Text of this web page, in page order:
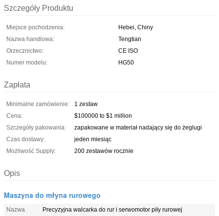
Szczegóły Produktu
Miejsce pochodzenia:
Hebei, Chiny
Nazwa handlowa:
Tengtian
Orzecznictwo:
CE ISO
Numer modelu:
HG50
Zapłata
Minimalne zamówienie:
1 zestaw
Cena:
$100000 to $1 million
Szczegóły pakowania:
zapakowane w materiał nadający się do żeglugi
Czas dostawy:
jeden miesiąc
Możliwość Supply:
200 zestawów rocznie
Opis
Maszyna do młyna rurowego
Nazwa
Precyzyjna walcarka do rur i serwomotor piły rurowej